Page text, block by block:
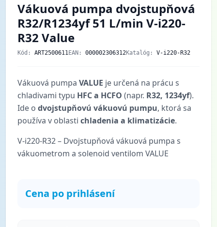
Vákuová pumpa dvojstupňová
R32/R1234yf 51 L/min V-i220-
R32 Value
Kód: ART2500611EAN: 000002306312Katalóg: V-i220-R32
Vákuová pumpa VALUE je určená na prácu s
chladivami typu HFC a HCFO (napr. R32, 1234yf).
Ide o dvojstupňovú vákuovú pumpu, ktorá sa
používa v oblasti chladenia a klimatizácie.
V-i220-R32 – Dvojstupňová vákuová pumpa s
vákuometrom a solenoid ventilom VALUE
Cena po prihlásení